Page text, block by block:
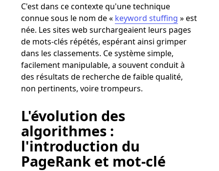
C'est dans ce contexte qu'une technique
connue sous le nom de « keyword stuffing » est
née. Les sites web surchargeaient leurs pages
de mots-clés répétés, espérant ainsi grimper
dans les classements. Ce système simple,
facilement manipulable, a souvent conduit à
des résultats de recherche de faible qualité,
non pertinents, voire trompeurs​​.
L'évolution des
algorithmes :
l'introduction du
PageRank et mot-clé